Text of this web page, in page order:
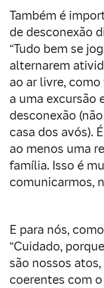
Também é
de desconexão
“Tudo bem se
alternarem
ao ar livre,
a uma excursão
desconexão
casa dos avós).
ao menos uma
família. Isso é
comunicarmos,
E para nós,
“Cuidado,
são nossos
coerentes com